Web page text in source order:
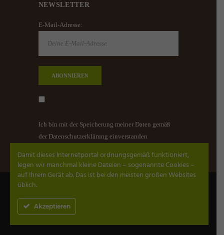
NEWSLETTER
E-Mail-Adresse:
Ich bin mit der Speicherung meiner Daten gemäß
der Datenschutzerklärung einverstanden
by Evolvet.
Damit dieses Internetportal ordnungsgemäß funktioniert,
legen wir manchmal kleine Dateien – sogenannte Cookies –
auf Ihrem Gerät ab. Das ist bei den meisten großen Websites
üblich.
Akzeptieren